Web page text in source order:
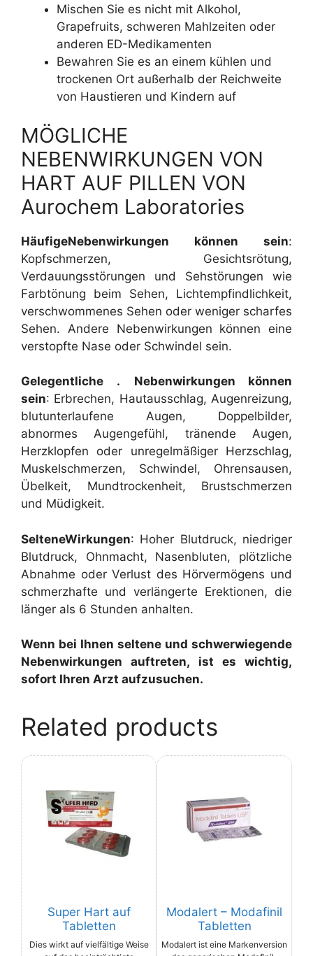
Mischen Sie es nicht mit Alkohol,
Grapefruits, schweren Mahlzeiten oder
anderen ED-Medikamenten
Bewahren Sie es an einem kühlen und
trockenen Ort außerhalb der Reichweite
von Haustieren und Kindern auf
MÖGLICHE
NEBENWIRKUNGEN VON
HART AUF PILLEN VON
Aurochem Laboratories
HäufigeNebenwirkungen können sein:
Kopfschmerzen, Gesichtsrötung,
Verdauungsstörungen und Sehstörungen wie
Farbtönung beim Sehen, Lichtempfindlichkeit,
verschwommenes Sehen oder weniger scharfes
Sehen. Andere Nebenwirkungen können eine
verstopfte Nase oder Schwindel sein.
Gelegentliche .
Nebenwirkungen können
sein: Erbrechen, Hautausschlag, Augenreizung,
blutunterlaufene Augen, Doppelbilder,
abnormes Augengefühl, tränende Augen,
Herzklopfen oder unregelmäßiger Herzschlag,
Muskelschmerzen, Schwindel, Ohrensausen,
Übelkeit, Mundtrockenheit, Brustschmerzen
und Müdigkeit.
SelteneWirkungen: Hoher Blutdruck, niedriger
Blutdruck, Ohnmacht, Nasenbluten, plötzliche
Abnahme oder Verlust des Hörvermögens und
schmerzhafte und verlängerte Erektionen, die
länger als 6 Stunden anhalten.
Wenn bei Ihnen seltene und schwerwiegende
Nebenwirkungen auftreten, ist es wichtig,
sofort Ihren Arzt aufzusuchen.
Related products
Super Hart auf
Tabletten
Dies wirkt auf vielfältige Weise
Modalert – Modafinil
Tabletten
Modalert ist eine Markenversion